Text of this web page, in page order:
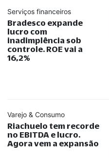
Serviços financeiros
Bradesco expande
lucro com
inadimplência sob
controle. ROE vai a
16,2%
Varejo & Consumo
Riachuelo tem recorde
no EBITDA e lucro.
Agora vem a expansão